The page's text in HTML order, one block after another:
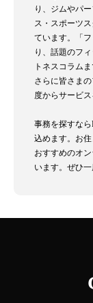
り、ジムやパ
ス・スポーツ
ています。「
り、話題のフ
トネスコラム
さらに皆さま
度からサービス
事務を探すな
込めます。お
おすすめのオ
います。ぜひ一